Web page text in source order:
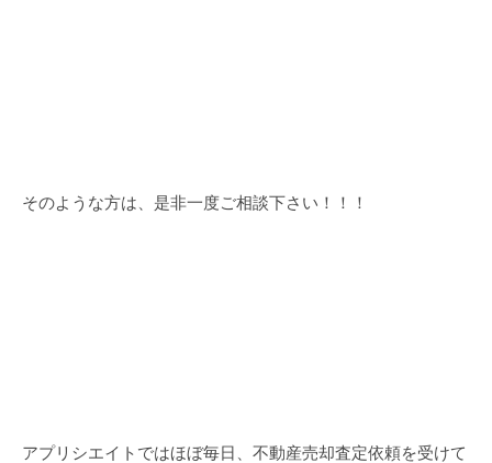
そのような方は、是非一度ご相談下さい！！！
アプリシエイトではほぼ毎日、不動産売却査定依頼を受けて